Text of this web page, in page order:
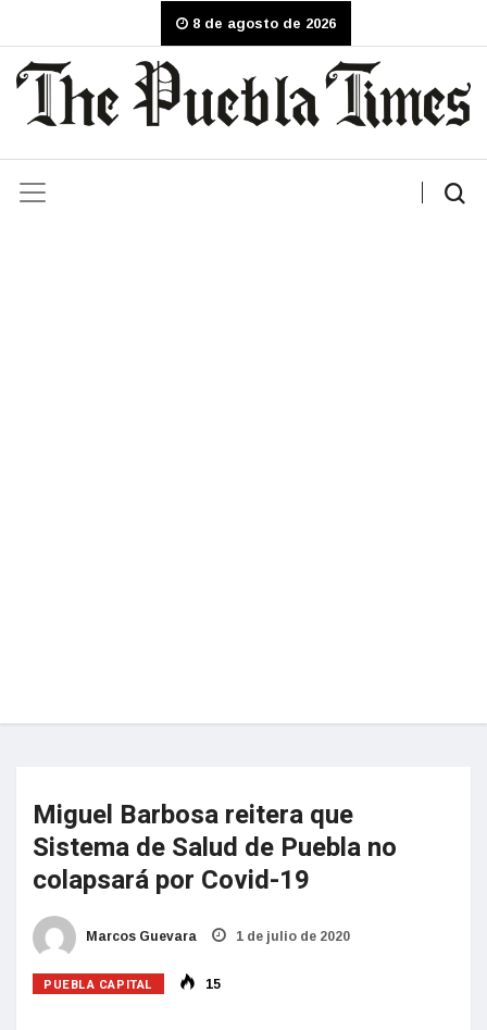
8 de agosto de 2026
Miguel Barbosa reitera que
Sistema de Salud de Puebla no
colapsará por Covid-19
Marcos Guevara 1 de julio de 2020
PUEBLA CAPITAL 15